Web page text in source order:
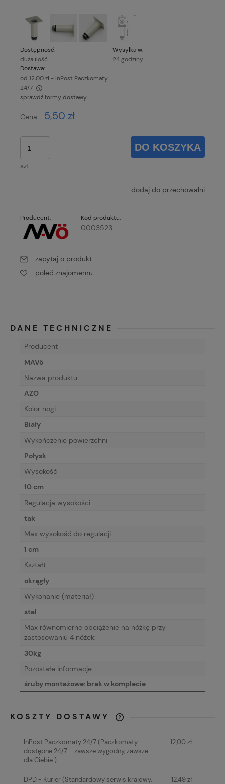
Dostępność:
duża ilość
Wysyłka w:
24 godziny
Dostawa:
od 12,00 zł - InPost Paczkomaty
24/7
Cena nie zawiera ewentualnych kosztów płatności
sprawdź formy dostawy
Cena: 5,50 zł
szt.
DO KOSZYKA
dodaj do przechowalni
Producent: Kod produktu:
0003523
zapytaj o produkt
poleć znajomemu
DANE TECHNICZNE
Producent
MAVö
Nazwa produktu
AZO
Kolor nogi
Biały
Wykończenie powierzchni
Połysk
Wysokość
10 cm
Regulacja wysokości
tak
Max wysokość do regulacji
1 cm
Kształt
okrągły
Wykonanie (materiał)
stal
Max równomierne obciążenie na nóżkę przy
zastosowaniu 4 nóżek:
30kg
Pozostałe informacje
śruby montażowe: brak w komplecie
KOSZTY DOSTAWY
KOSZTÓW PŁATNOŚCI
InPost Paczkomaty 24/7(Paczkomaty
dostępne 24/7 – zawsze wygodny, zawsze
dla Ciebie.)
12,00 zł
DPD - Kurier(Standardowy serwis krajowy,
12,49 zł